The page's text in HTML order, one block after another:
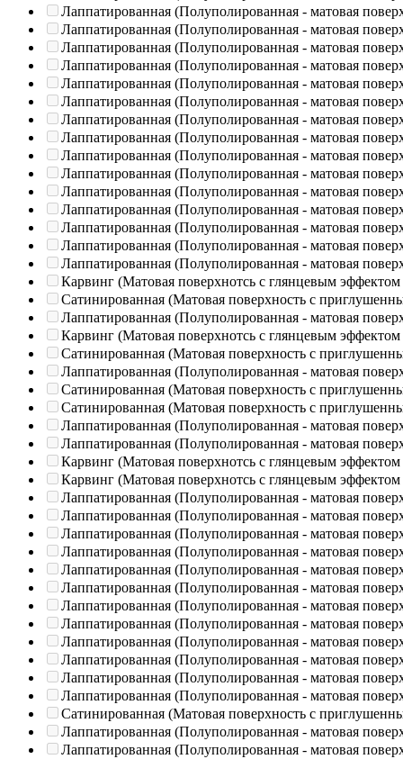
Лаппатированная (Полуполированная - матовая
Лаппатированная (Полуполированная - матовая
Лаппатированная (Полуполированная - матовая
Лаппатированная (Полуполированная - матовая
Лаппатированная (Полуполированная - матовая
Лаппатированная (Полуполированная - матовая
Лаппатированная (Полуполированная - матовая
Лаппатированная (Полуполированная - матовая
Лаппатированная (Полуполированная - матовая
Лаппатированная (Полуполированная - матовая
Лаппатированная (Полуполированная - матовая
Лаппатированная (Полуполированная - матовая
Лаппатированная (Полуполированная - матовая
Лаппатированная (Полуполированная - матовая
Лаппатированная (Полуполированная - матовая
Карвинг (Матовая поверхнотсь с глянцевым эффектом
Сатинированная (Матовая поверхность с
Лаппатированная (Полуполированная - матовая
Карвинг (Матовая поверхнотсь с глянцевым эффектом
Сатинированная (Матовая поверхность с
Лаппатированная (Полуполированная - матовая
Сатинированная (Матовая поверхность с
Сатинированная (Матовая поверхность с
Лаппатированная (Полуполированная - матовая
Лаппатированная (Полуполированная - матовая
Карвинг (Матовая поверхнотсь с глянцевым эффектом
Карвинг (Матовая поверхнотсь с глянцевым эффектом
Лаппатированная (Полуполированная - матовая
Лаппатированная (Полуполированная - матовая
Лаппатированная (Полуполированная - матовая
Лаппатированная (Полуполированная - матовая
Лаппатированная (Полуполированная - матовая
Лаппатированная (Полуполированная - матовая
Лаппатированная (Полуполированная - матовая
Лаппатированная (Полуполированная - матовая
Лаппатированная (Полуполированная - матовая
Лаппатированная (Полуполированная - матовая
Лаппатированная (Полуполированная - матовая
Лаппатированная (Полуполированная - матовая
Сатинированная (Матовая поверхность с
Лаппатированная (Полуполированная - матовая
Лаппатированная (Полуполированная - матовая